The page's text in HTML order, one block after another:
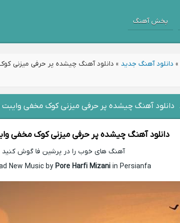
پخش آهنگ
» دانلود آهنگ جدید » دانلود آهنگ چیشده پر حرفی میزنی
دانلود آهنگ چیشده پر حرفی میزنی کوک مخفی
دانلود آهنگ چیشده پر حرفی میزنی کوک مخفی
آهنگ های خوب را در پرشین فا گوش کنید
New Music byPore Harfi Mizani in Persianfa